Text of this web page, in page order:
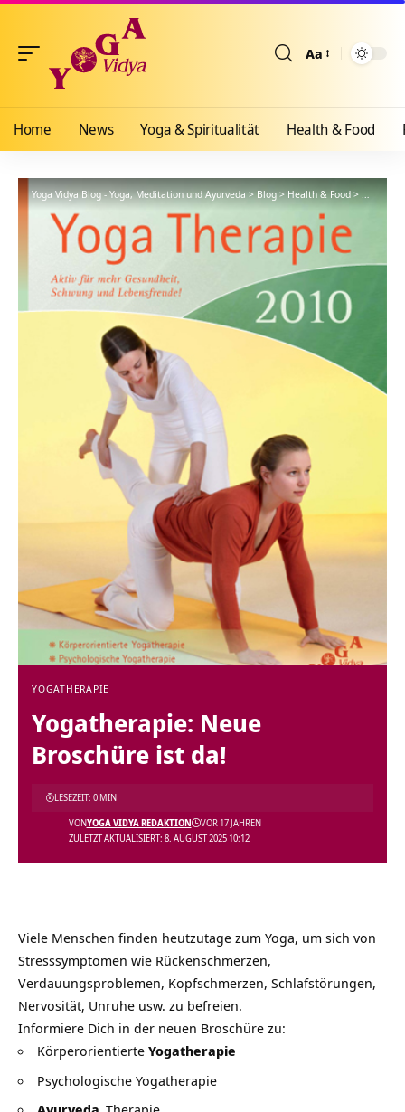
Aa
Home News Yoga & Spiritualität Health & Food
Yoga Vidya Blog - Yoga, Meditation und Ayurveda>Blog>Health & Food>
YOGATHERAPIE
Yogatherapie: Neue
Broschüre ist da!
ZULETZT AKTUALISIERT: 8. AUGUST 2025 10:12
VONYOGA VIDYA REDAKTION VOR 17 JAHREN
LESEZEIT: 0 MIN
Viele Menschen finden heutzutage zum Yoga, um sich von
Stresssymptomen wie Rückenschmerzen,
Verdauungsproblemen, Kopfschmerzen, Schlafstörungen,
Nervosität, Unruhe usw. zu befreien.
Informiere Dich in der neuen Broschüre zu:
Körperorientierte Yogatherapie
Psychologische Yogatherapie